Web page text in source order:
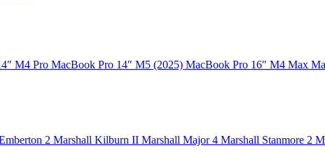
M4 Pro MacBook Pro 14″ M5 (2025) MacBook Pro 16″ M4 Max
2 Marshall Kilburn II Marshall Major 4 Marshall Stanmore 2